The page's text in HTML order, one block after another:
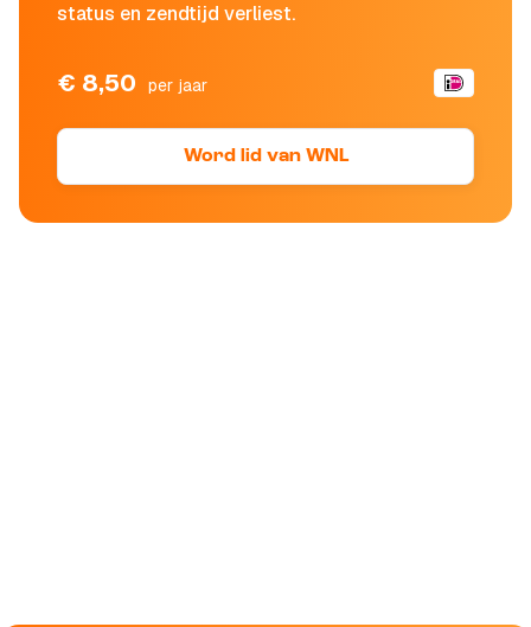
status en zendtijd verliest.
€ 8,50 per jaar
Word lid van WNL